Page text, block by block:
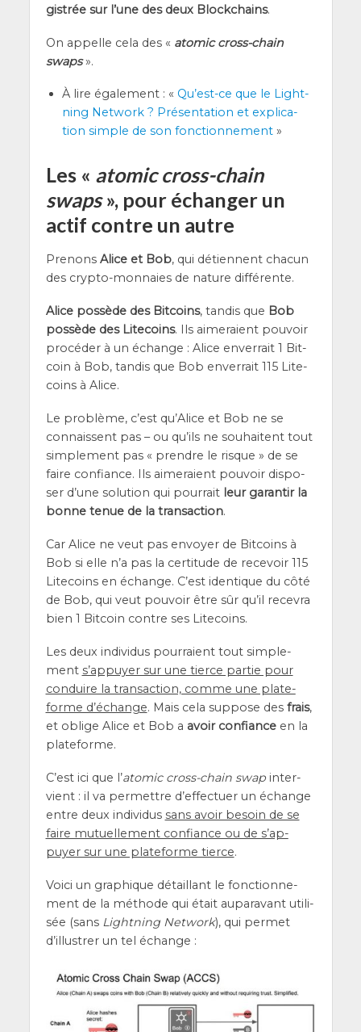
gis­trée sur l’une des deux Blo­ck­chains.
On appelle cela des « ato­mic cross-chain
swaps».
À lire éga­le­ment : « Qu’est-ce que le Light­
ning Net­work ? Pré­sen­ta­tion et expli­ca­
tion simple de son fonc­tion­ne­ment»
Les « atomic cross-chain
swaps», pour échanger un
actif contre un autre
Pre­nons Alice et Bob, qui détiennent cha­cun
des cryp­to-mon­naies de nature différente.
Alice pos­sède des Bit­coins, tan­dis que Bob
pos­sède des Lite­coins. Ils aime­raient pou­voir
pro­cé­der à un échange : Alice enver­rait 1 Bit­
coin à Bob, tan­dis que Bob enver­rait 115 Lite­
coins à Alice.
Le pro­blème, c’est qu’A­lice et Bob ne se
connaissent pas – ou qu’ils ne sou­haitent tout
sim­ple­ment pas « prendre le risque » de se
faire confiance. Ils aime­raient pou­voir dis­po­
ser d’une solu­tion qui pour­rait leur garan­tir la
bonne tenue de la tran­sac­tion.
Car Alice ne veut pas envoyer de Bit­coins à
Bob si elle n’a pas la cer­ti­tude de rece­voir 115
Lite­coins en échange. C’est iden­tique du côté
de Bob, qui veut pou­voir être sûr qu’il rece­vra
bien 1 Bit­coin contre ses Litecoins.
Les deux indi­vi­dus pour­raient tout sim­ple­
ment s’ap­puyer sur une tierce par­tie pour
conduire la tran­sac­tion, comme une pla­te­
forme d’é­change. Mais cela sup­pose des frais,
et oblige Alice et Bob a avoir confianceen la
plateforme.
C’est ici que l’ato­mic cross-chain swapinter­
vient : il va per­mettre d’ef­fec­tuer un échange
entre deux indi­vi­dus sans avoir besoin de se
faire mutuel­le­ment confiance ou de s’ap­
puyer sur une pla­te­forme tierce.
Voi­ci un gra­phique détaillant le fonc­tion­ne­
ment de la méthode qui était aupa­ra­vant uti­li­
sée (sans Light­ning Net­work), qui per­met
d’illus­trer un tel échange :